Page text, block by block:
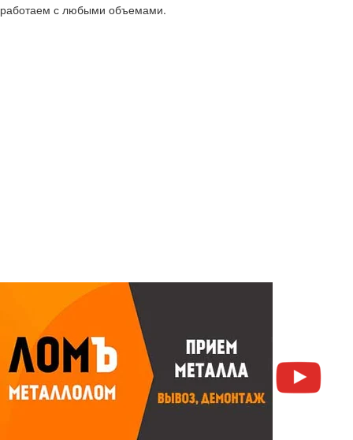
работаем с любыми объемами.